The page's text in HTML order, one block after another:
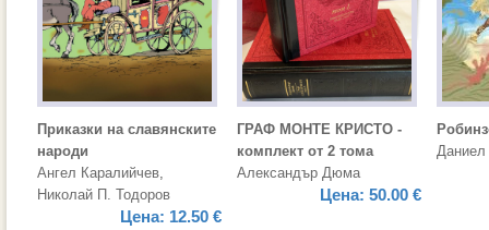
Приказки на славянските
народи
Ангел Каралийчев,
Николай П. Тодоров
Цена: 12.50 €
ГРАФ МОНТЕ КРИСТО -
комплект от 2 тома
Александър Дюма
Цена: 50.00 €